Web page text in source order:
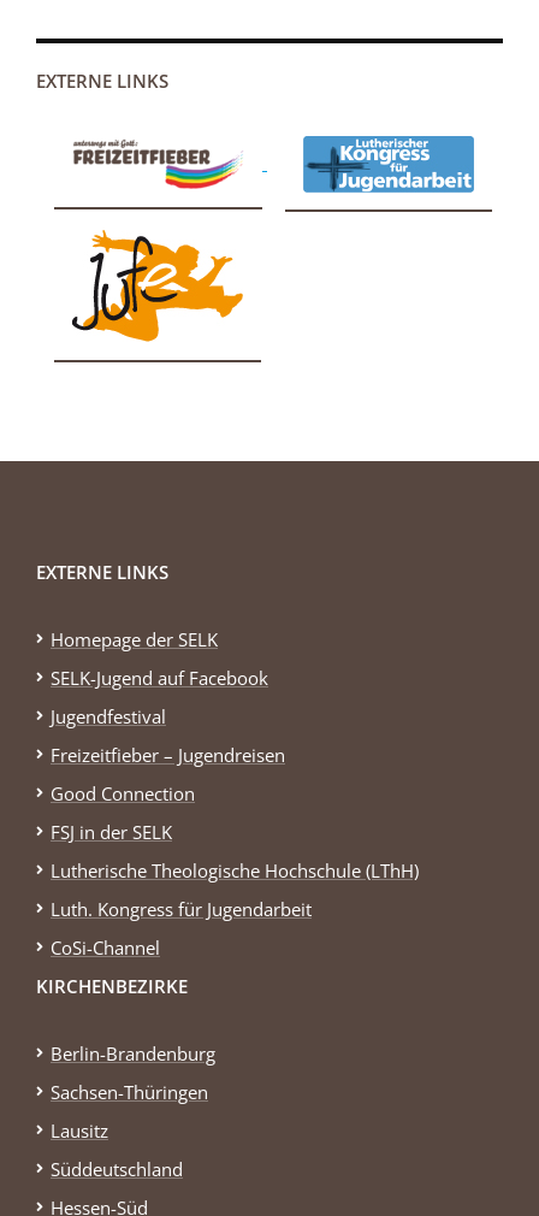
EXTERNE LINKS
EXTERNE LINKS
Homepage der SELK
SELK-Jugend auf Facebook
Jugendfestival
Freizeitfieber – Jugendreisen
Good Connection
FSJ in der SELK
Lutherische Theologische Hochschule (LThH)
Luth. Kongress für Jugendarbeit
CoSi-Channel
KIRCHENBEZIRKE
Berlin-Brandenburg
Sachsen-Thüringen
Lausitz
Süddeutschland
Hessen-Süd